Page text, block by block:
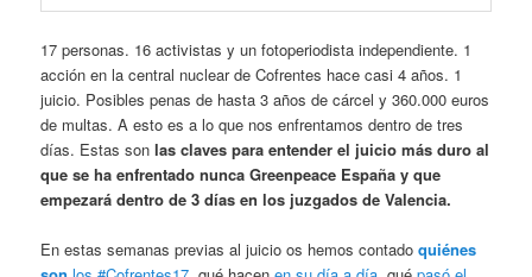
17 personas. 16 activistas y un fotoperiodista independiente. 1
acción en la central nuclear de Cofrentes hace casi 4 años. 1
juicio. Posibles penas de hasta 3 años de cárcel y 360.000 euros
de multas. A esto es a lo que nos enfrentamos dentro de tres
días. Estas son las claves para entender el juicio más duro al
que se ha enfrentado nunca Greenpeace España y que
empezará dentro de 3 días en los juzgados de Valencia.
En estas semanas previas al juicio os hemos contadoquiénes